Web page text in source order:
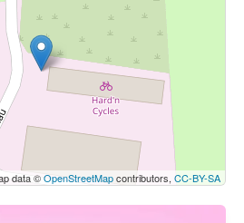
bouton pour afficher la carte.
Voir la carte
data ©OpenStreetMapcontributors, CC-BY-SA